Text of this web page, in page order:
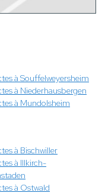
à Souffelweyersheim
à Niederhausbergen
à Mundolsheim
à Bischwiller
à Illkirch-
à Ostwald